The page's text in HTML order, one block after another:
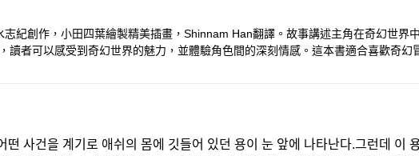
志紀創作，小田四葉繪製精美插畫，Shinnam Han翻譯。故事講述主角在奇幻世
讀者可以感受到奇幻世界的魅力，並體驗角色間的深刻情感。這本書適合喜歡奇
떤 사건을 계기로 애쉬의 몸에 깃들어 있던 용이 눈 앞에 나타난다.그런데